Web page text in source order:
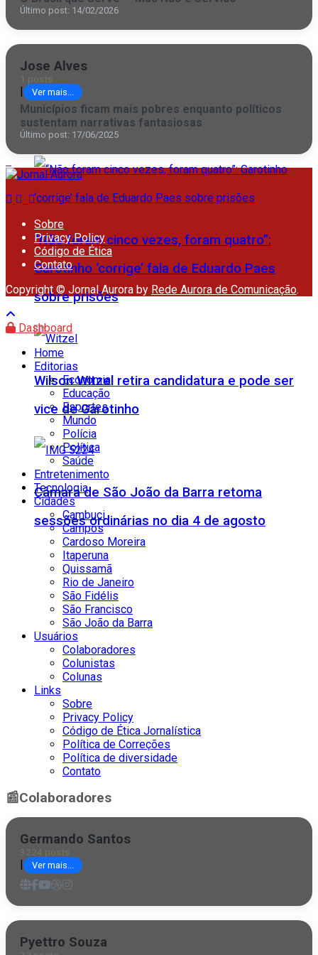
Inovação campista ganha palco global
Comércio campista poderá abrir no feriado
desta quinta (6) do São Salvador
“Não foram cinco vezes, foram quatro”:
Garotinho ‘corrige’ fala de Eduardo Paes
sobre prisões
Wilson Witzel retira candidatura e pode ser
vice de Garotinho
Câmara de São João da Barra retoma
sessões ordinárias no dia 4 de agosto
Último post: 14/02/2026
Jose Alves
1 posts
| Ver mais...
Municípios ficam mais pobres enquanto políticos
sustentam narrativas fantasiosas
Último post: 17/06/2025
Sobre
Privacy Policy
Código de Ética
Contato
Copyright © Jornal Aurora by Rede Aurora de Comunicação.
Dashboard
Home
Editorias
Economia
Educação
Esportes
Mundo
Polícia
Política
Saúde
Entretenimento
Tecnologia
Cidades
Cambuci
Campos
Cardoso Moreira
Itaperuna
Quissamã
Rio de Janeiro
São Fidélis
São Francisco
São João da Barra
Usuários
Colaboradores
Colunistas
Colunas
Links
Sobre
Privacy Policy
Código de Ética Jornalística
Política de Correções
Política de diversidade
Contato
📰Colaboradores
Germando Santos
3224 posts
| Ver mais...
Pyettro Souza